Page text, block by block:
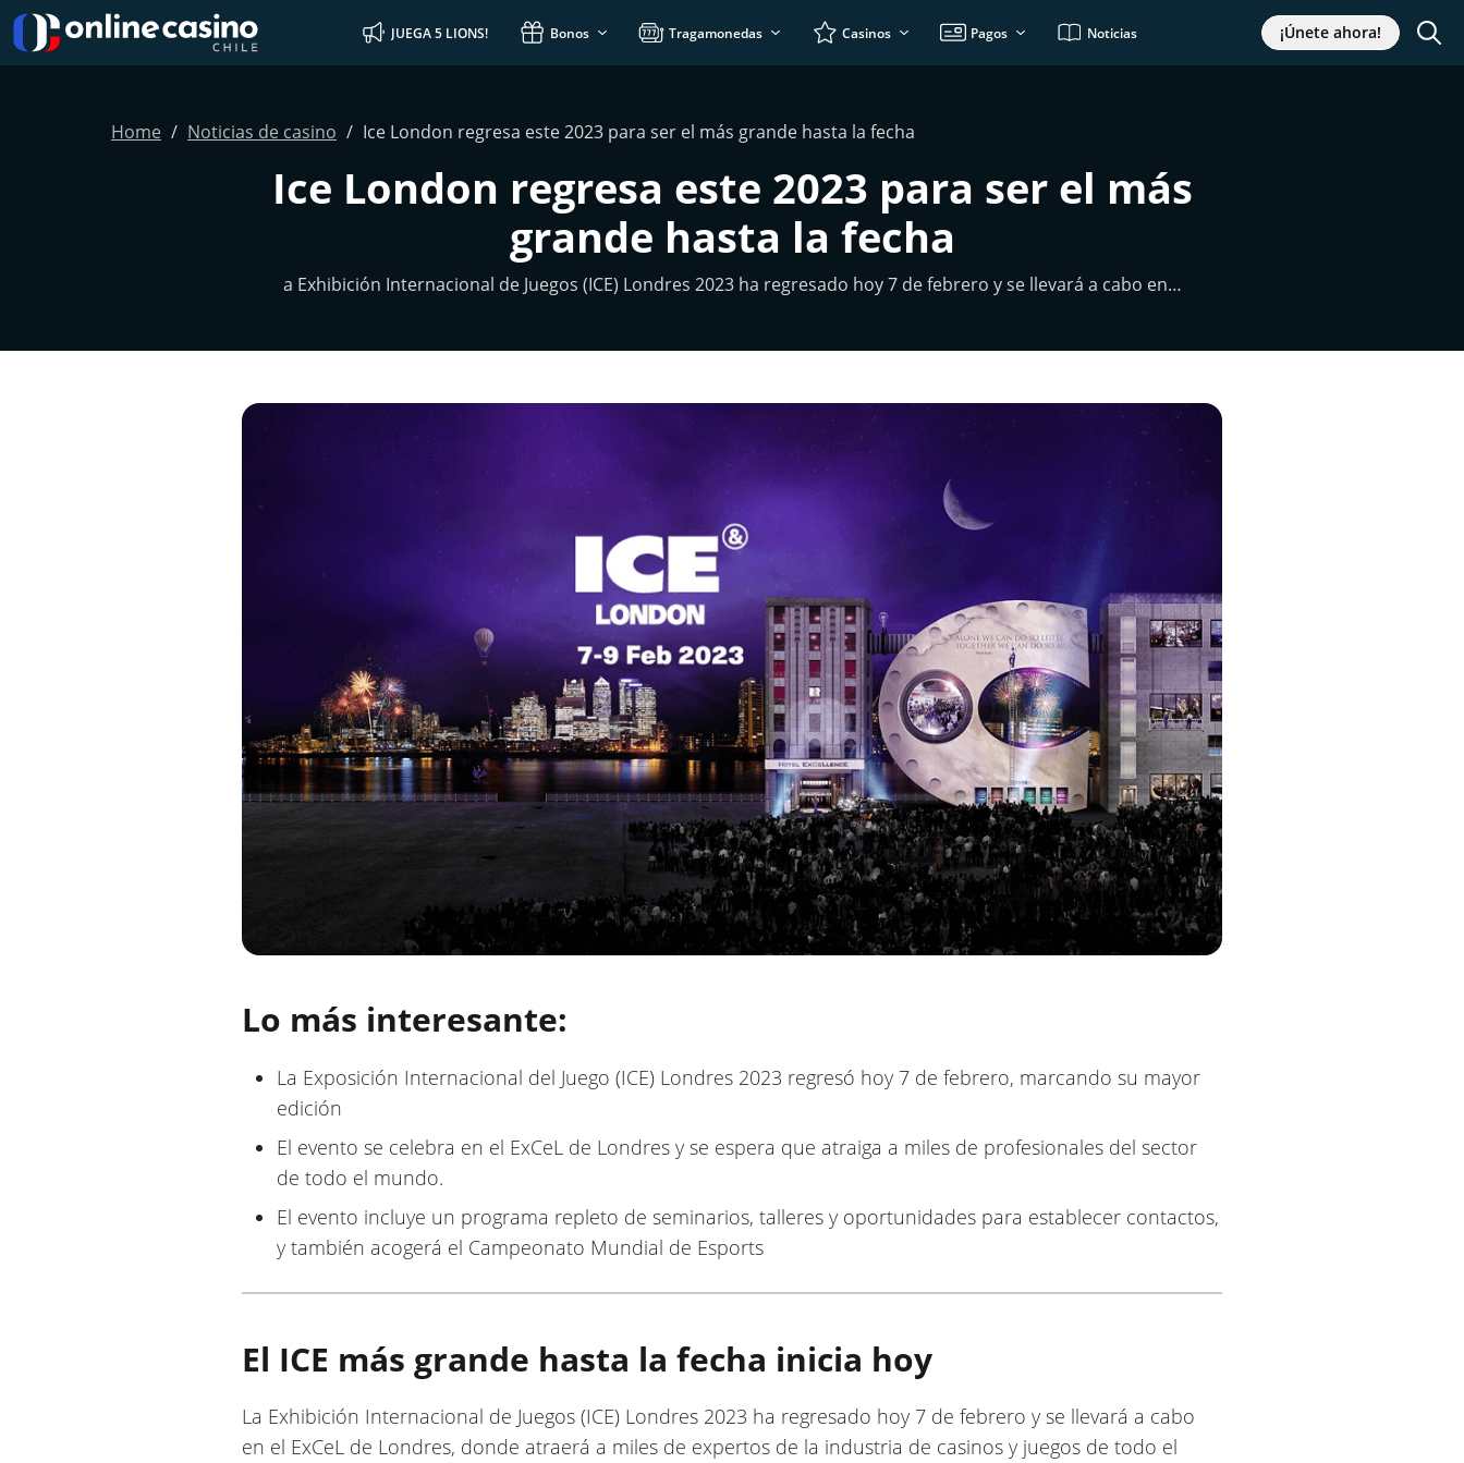
JUEGA 5 LIONS! Bonos Tragamonedas Casinos Pagos Noticias ¡Únete ahora!
Home Noticias de casino Ice London regresa este 2023 para ser el más grande hasta la fecha
Ice London regresa este 2023 para ser el más
grande hasta la fecha
a Exhibición Internacional de Juegos (ICE) Londres 2023 ha regresado hoy 7 de febrero y se llevará a cabo en…
Lo más interesante:
La Exposición Internacional del Juego (ICE) Londres 2023 regresó hoy 7 de febrero, marcando su mayor
edición
El evento se celebra en el ExCeL de Londres y se espera que atraiga a miles de profesionales del sector
de todo el mundo.
El evento incluye un programa repleto de seminarios, talleres y oportunidades para establecer contactos,
y también acogerá el Campeonato Mundial de Esports
El ICE más grande hasta la fecha inicia hoy
La Exhibición Internacional de Juegos (ICE) Londres 2023 ha regresado hoy 7 de febrero y se llevará a cabo
en el ExCeL de Londres, donde atraerá a miles de expertos de la industria de casinos y juegos de todo el